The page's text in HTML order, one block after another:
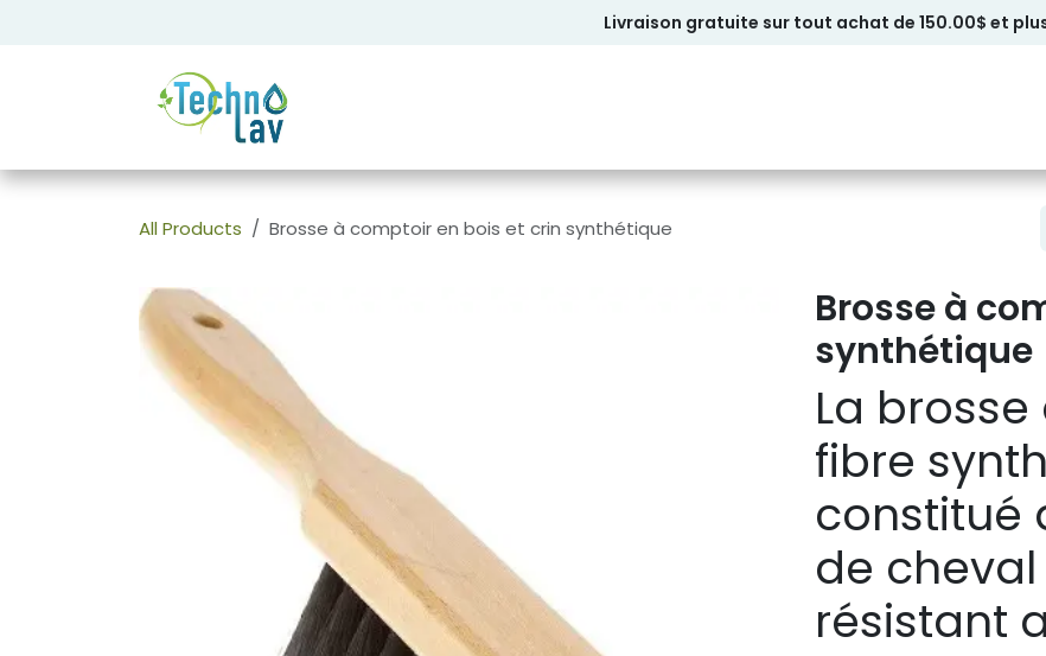
Livraison gratuite sur tout achat de 150.00$ et
All Products Brosse à comptoir en bois et crin synthétique
Brosse à
synthétique
La
fibre
constitué
de
résistant